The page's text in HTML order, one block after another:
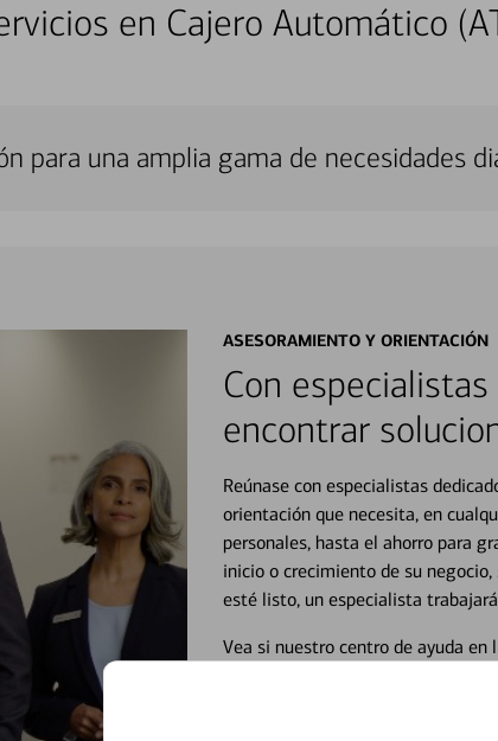
en Cajero Automático
para una amplia gama de necesidades
ASESORAMIENTO Y ORIENTACIÓN
Con
encontrar
Reúnase con especialistas
orientación que necesita, en
personales, hasta el ahorro para
inicio o crecimiento de su
esté listo, un especialista
Vea si nuestro centro de ayuda en